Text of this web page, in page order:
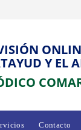
Y EL
Contacto